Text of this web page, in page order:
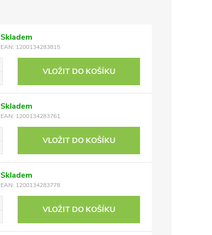
Skladem
EAN: 1200134283815
VLOŽIT DO KOŠÍKU
Skladem
EAN: 1200134283761
VLOŽIT DO KOŠÍKU
Skladem
EAN: 1200134283778
VLOŽIT DO KOŠÍKU